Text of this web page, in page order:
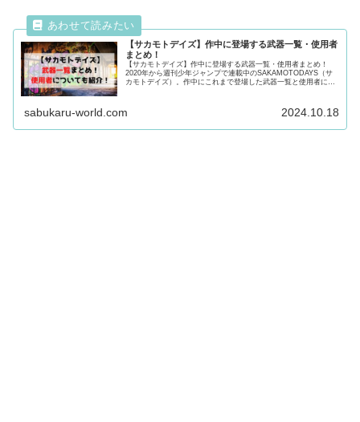
【サカモトデイズ】作中に登場する武器一覧・使用者
まとめ！
【サカモトデイズ】作中に登場する武器一覧・使用者まとめ！
2020年から週刊少年ジャンプで連載中のSAKAMOTODAYS（サ
カモトデイズ）。作中にこれまで登場した武器一覧と使用者につ
sabukaru-world.com 2024.10.18